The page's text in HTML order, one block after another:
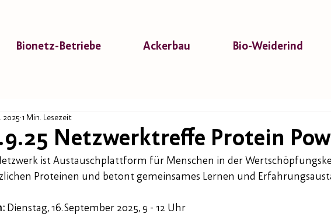
Bionetz-Betriebe Ackerbau Bio-Weiderind
Netzwerktreffe Protein
2025 1 Min. Lesezeit
ist Austauschplattform für Menschen in der
Proteinen und betont gemeinsames Lernen und
Dienstag, 16. September 2025, 9 - 12 Uhr